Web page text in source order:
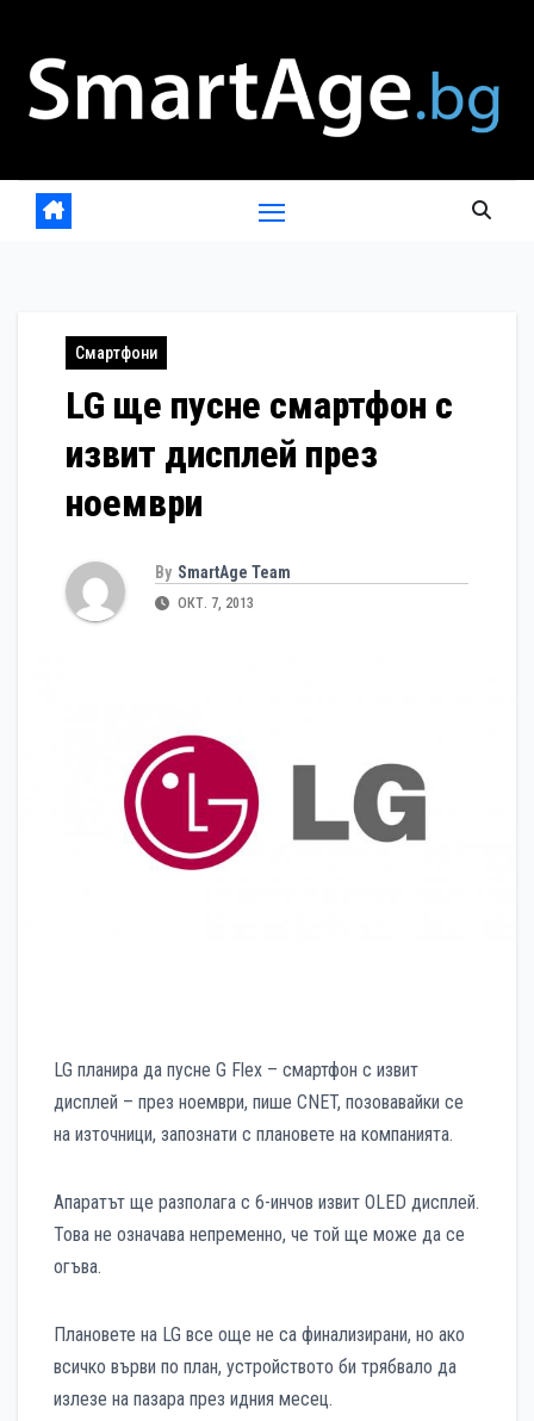
content
Смартфони
LG ще пусне смартфон с
извит дисплей през
ноември
By SmartAge Team
ОКТ. 7, 2013
LG планира да пусне G Flex – смартфон с извит
дисплей – през ноември, пише CNET, позовавайки се
на източници, запознати с плановете на компанията.
Апаратът ще разполага с 6-инчов извит OLED дисплей.
Това не означава непременно, че той ще може да се
огъва.
Плановете на LG все още не са финализирани, но ако
всичко върви по план, устройството би трябвало да
излезе на пазара през идния месец.